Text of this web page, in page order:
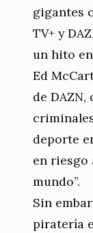
gigantes
TV+ y
un hito
Ed
de
deporte
en riesgo
mundo”.
Sin
piratería